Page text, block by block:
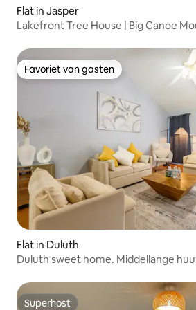
Flat in Jasper
Lakefront Tree House | Big Canoe
Favoriet van gasten
Favoriet van gasten
Flat in Duluth
Duluth sweet home. Middellange
Superhost